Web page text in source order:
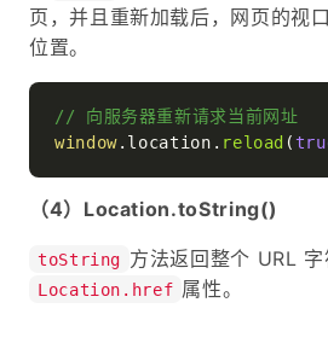
页，并且重新加载后，网页的视
位置。
// 向服务器重新请求当前网址
window. location . reload (
（4）Location.toString()
toString 方法返回整个 URL
Location.href 属性。